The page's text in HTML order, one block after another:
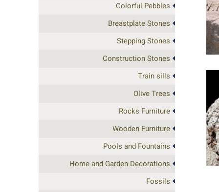
Colorful Pebbles
Breastplate Stones
Stepping Stones
Construction Stones
Train sills
Olive Trees
Rocks Furniture
Wooden Furniture
Pools and Fountains
Home and Garden Decorations
Fossils